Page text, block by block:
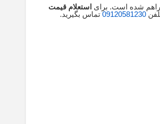
شده است. برای
استعلام قیمت
09120581230 تماس بگیرید.